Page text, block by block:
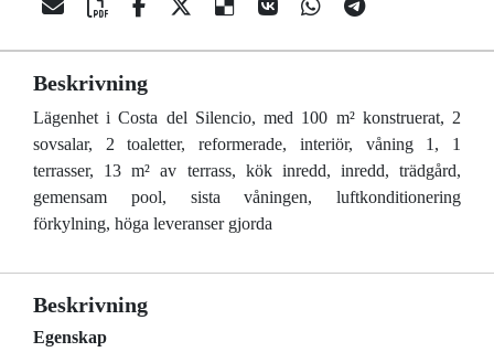
Beskrivning
Lägenhet i Costa del Silencio, med 100 m² konstruerat, 2
sovsalar, 2 toaletter, reformerade, interiör, våning 1, 1
terrasser, 13 m² av terrass, kök inredd, inredd, trädgård,
gemensam pool, sista våningen, luftkonditionering
förkylning, höga leveranser gjorda
Beskrivning
Egenskap